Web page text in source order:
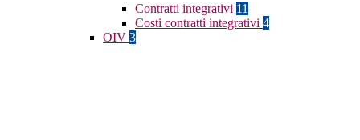
Contratti integrativi 11
Costi contratti integrativi 4
OIV 3